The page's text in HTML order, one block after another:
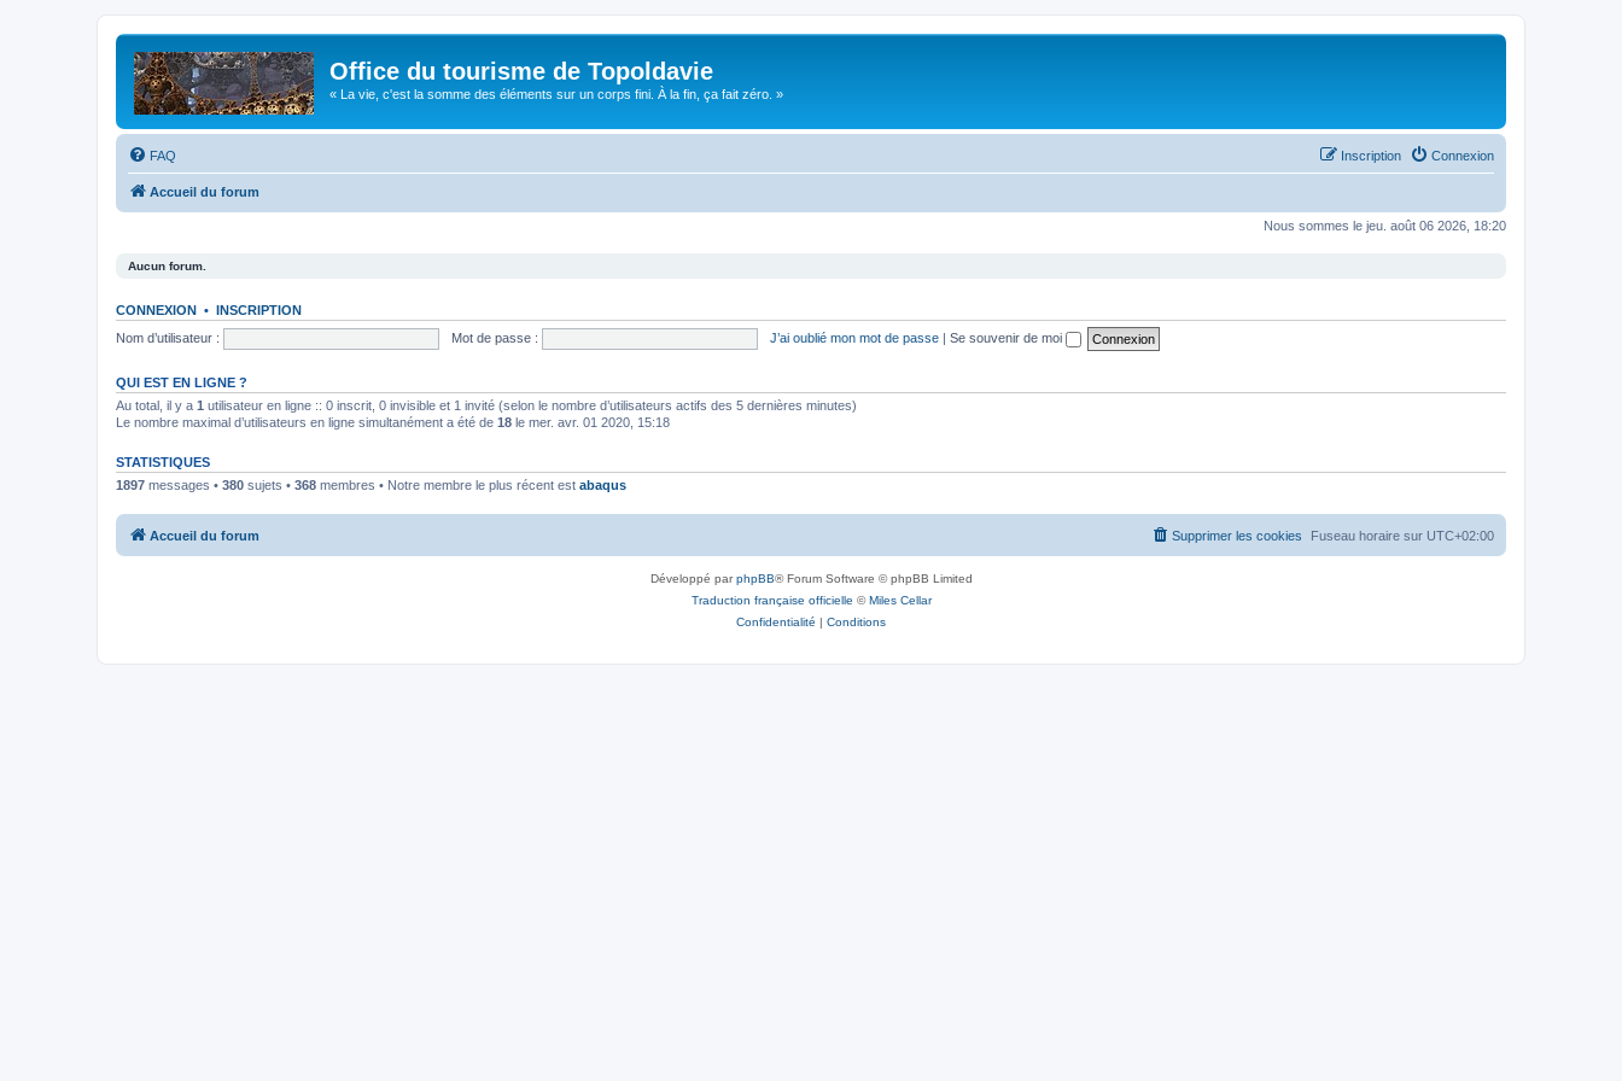
Office du tourisme de Topoldavie
« La vie, c'est la somme des éléments sur un corps fini. À la fin, ça fait zéro. »
FAQ Connexion
Inscription
Accueil du forum
Nous sommes le jeu. août 06 2026, 18:20
Aucun forum.
CONNEXION • INSCRIPTION
Nom d’utilisateur :
Mot de passe : J’ai oublié mon mot de passe | Se souvenir de moi
QUI EST EN LIGNE ?
Au total, il y a 1 utilisateur en ligne :: 0 inscrit, 0 invisible et 1 invité (selon le nombre d’utilisateurs actifs des 5 dernières minutes)
Le nombre maximal d’utilisateurs en ligne simultanément a été de 18 le mer. avr. 01 2020, 15:18
STATISTIQUES
1897 messages • 380 sujets • 368 membres • Notre membre le plus récent est abaqus
Accueil du forum Fuseau horaire sur UTC+02:00
Supprimer les cookies
Développé parphpBB® Forum Software © phpBB Limited
Traduction française officielle ©Miles Cellar
Confidentialité | Conditions